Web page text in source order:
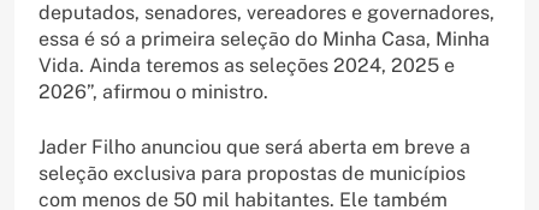
deputados, senadores, vereadores e governadores,
essa é só a primeira seleção do Minha Casa, Minha
Vida. Ainda teremos as seleções 2024, 2025 e
2026”, afirmou o ministro.
Jader Filho anunciou que será aberta em breve a
seleção exclusiva para propostas de municípios
com menos de 50 mil habitantes. Ele também